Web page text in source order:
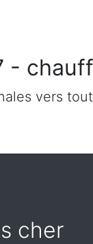
vers
cher